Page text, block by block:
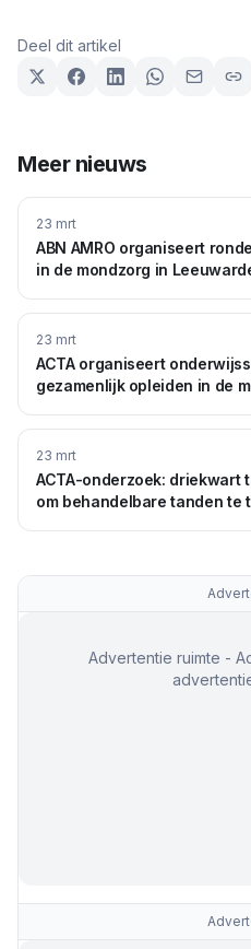
Deel dit artikel
Meer nieuws
23 mrt
ABN AMRO organiseert
in de mondzorg in
23 mrt
ACTA organiseert
gezamenlijk opleiden in de
23 mrt
ACTA-onderzoek: driekwart
om behandelbare tanden te
Advertentie ruimte -